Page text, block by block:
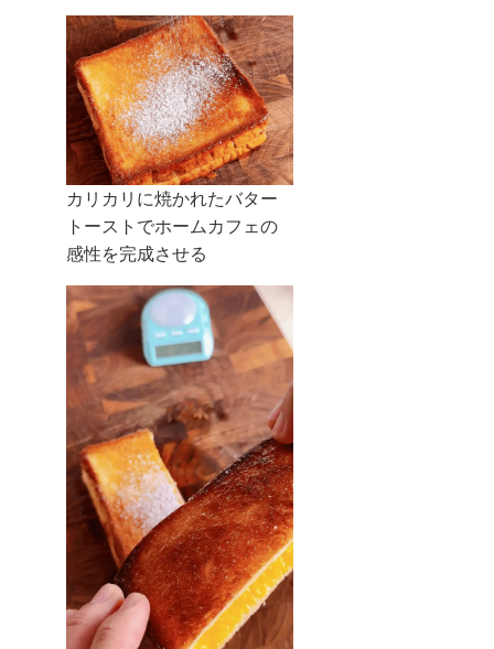
カリカリに焼かれたバター
トーストでホームカフェの
感性を完成させる